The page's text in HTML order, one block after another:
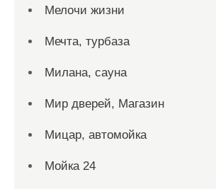
Мелочи жизни
Мечта, турбаза
Милана, сауна
Мир дверей, Магазин
Мицар, автомойка
Мойка 24